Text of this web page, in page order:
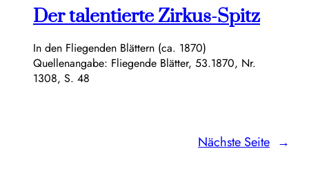
Der talentierte Zirkus-Spitz
In den Fliegenden Blättern (ca. 1870)
Quellenangabe: Fliegende Blätter, 53.1870, Nr.
1308, S. 48
Nächste Seite →